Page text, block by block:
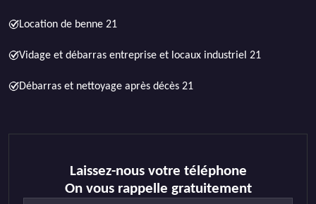
Location de benne 21
Vidage et débarras entreprise et locaux industriel 21
Débarras et nettoyage après décès 21
Laissez-nous votre téléphone
On vous rappelle gratuitement